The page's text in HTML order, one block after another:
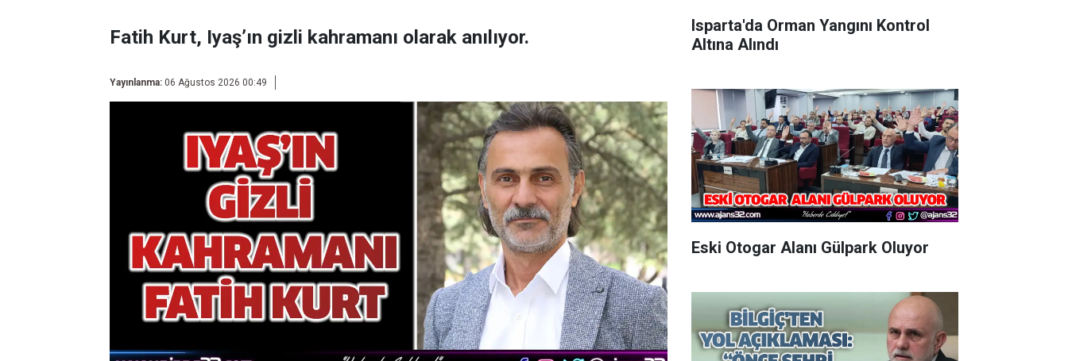
Fatih Kurt, Iyaş’ın gizli kahramanı olarak anılıyor.
Yayınlanma: 06 Ağustos 2026 00:49
Isparta'da Orman Yangını Kontrol
Altına Alındı
Eski Otogar Alanı Gülpark Oluyor